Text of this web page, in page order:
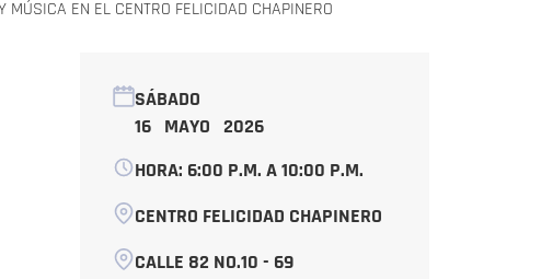
EN EL CENTRO FELICIDAD CHAPINERO
SÁBADO
16 MAYO 2026
HORA: 6:00 P.M. A 10:00 P.M.
CENTRO FELICIDAD CHAPINERO
CALLE 82 NO.10 - 69